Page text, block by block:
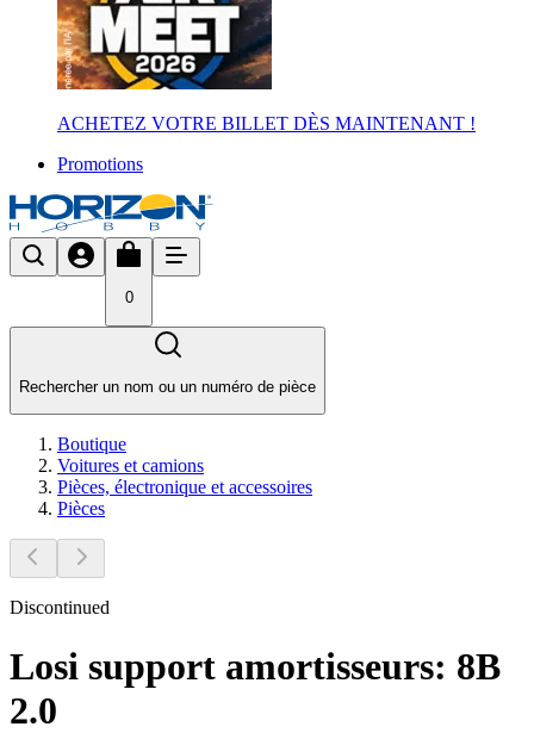
ACHETEZ VOTRE BILLET DÈS MAINTENANT !
Promotions
0
Rechercher un nom ou un numéro de pièce
Boutique
Voitures et camions
Pièces, électronique et accessoires
Pièces
Discontinued
Losi support amortisseurs: 8B
2.0